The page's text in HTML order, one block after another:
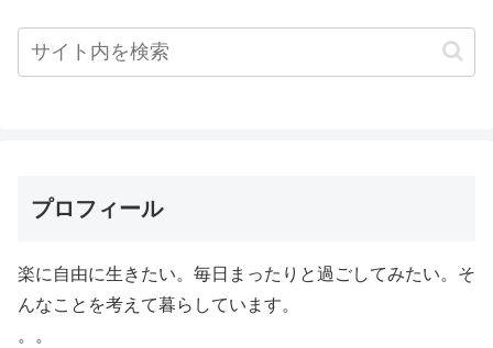
プロフィール
楽に自由に生きたい。毎日まったりと過ごしてみたい。そ
んなことを考えて暮らしています。
。。